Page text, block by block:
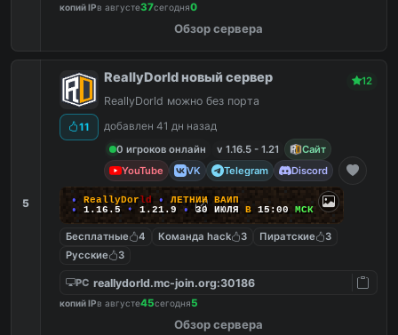
копий IPв августе37сегодня0
Обзор сервера
5
11
ReallyDorld новый сервер 12
ReallyDorld можно без порта
добавлен 41 дн назад
0 игроков онлайн
v 1.16.5 - 1.21
Сайт
YouTube
VK Telegram Discord
• ReallyDorld • ЛЕТНИЙ ВАЙП
• 1.16.5 ➧ 1.21.9 • 30 ИЮЛЯ В 15:00 МСК
Бесплатные 4 Команда hack 3 Пиратские
3
Русские
3
PC reallydorld.mc-join.org:30186
копий IPв августе45сегодня5
Обзор сервера